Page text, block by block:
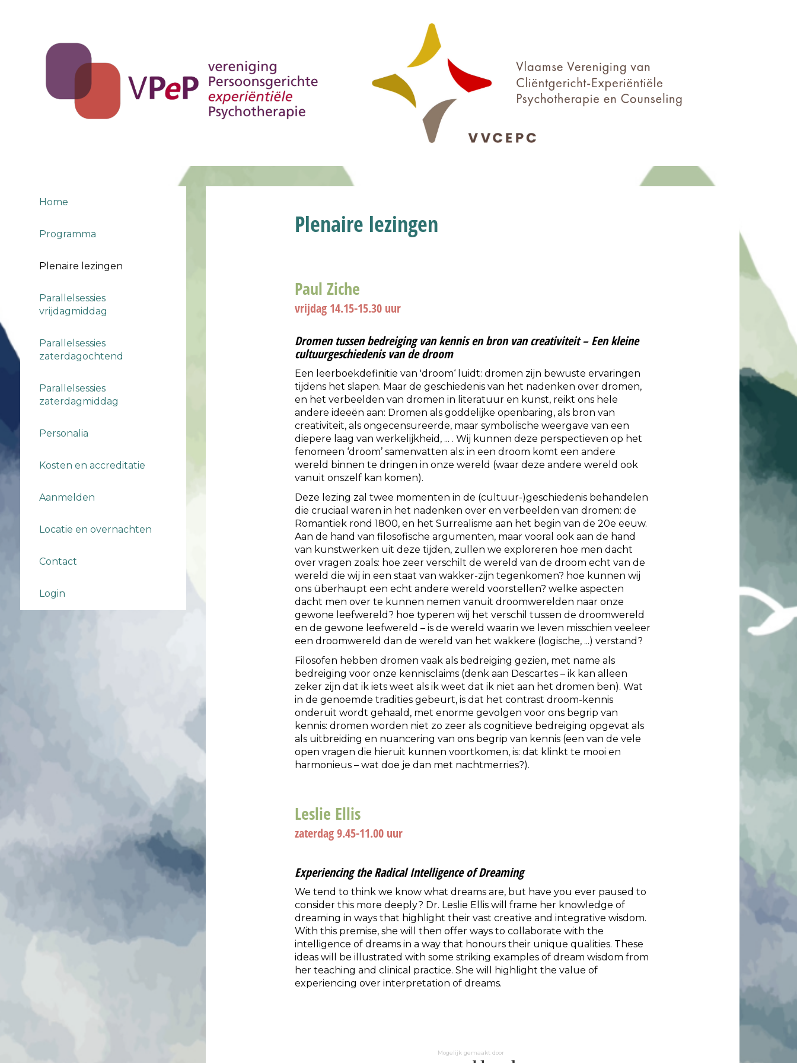
Home
Programma
Plenaire lezingen
Parallelsessies
vrijdagmiddag
Parallelsessies
zaterdagochtend
Parallelsessies
zaterdagmiddag
Personalia
Kosten en accreditatie
Aanmelden
Locatie en overnachten
Contact
Login
Plenaire lezingen
Paul Ziche
vrijdag 14.15-15.30 uur
Dromen tussen bedreiging van kennis en bron van creativiteit – Een kleine
cultuurgeschiedenis van de droom
Een leerboekdefinitie van 'droom‘ luidt: dromen zijn bewuste ervaringen
tijdens het slapen. Maar de geschiedenis van het nadenken over dromen,
en het verbeelden van dromen in literatuur en kunst, reikt ons hele
andere ideeën aan: Dromen als goddelijke openbaring, als bron van
creativiteit, als ongecensureerde, maar symbolische weergave van een
diepere laag van werkelijkheid, ... . Wij kunnen deze perspectieven op het
fenomeen ‘droom’ samenvatten als: in een droom komt een andere
wereld binnen te dringen in onze wereld (waar deze andere wereld ook
vanuit onszelf kan komen).
Deze lezing zal twee momenten in de (cultuur-)geschiedenis behandelen
die cruciaal waren in het nadenken over en verbeelden van dromen: de
Romantiek rond 1800, en het Surrealisme aan het begin van de 20e eeuw.
Aan de hand van filosofische argumenten, maar vooral ook aan de hand
van kunstwerken uit deze tijden, zullen we exploreren hoe men dacht
over vragen zoals: hoe zeer verschilt de wereld van de droom echt van de
wereld die wij in een staat van wakker-zijn tegenkomen? hoe kunnen wij
ons überhaupt een echt andere wereld voorstellen? welke aspecten
dacht men over te kunnen nemen vanuit droomwerelden naar onze
gewone leefwereld? hoe typeren wij het verschil tussen de droomwereld
en de gewone leefwereld – is de wereld waarin we leven misschien veeleer
een droomwereld dan de wereld van het wakkere (logische, ...) verstand?
Filosofen hebben dromen vaak als bedreiging gezien, met name als
bedreiging voor onze kennisclaims (denk aan Descartes – ik kan alleen
zeker zijn dat ik iets weet als ik weet dat ik niet aan het dromen ben). Wat
in de genoemde tradities gebeurt, is dat het contrast droom-kennis
onderuit wordt gehaald, met enorme gevolgen voor ons begrip van
kennis: dromen worden niet zo zeer als cognitieve bedreiging opgevat als
als uitbreiding en nuancering van ons begrip van kennis (een van de vele
open vragen die hieruit kunnen voortkomen, is: dat klinkt te mooi en
harmonieus – wat doe je dan met nachtmerries?).
Leslie Ellis
zaterdag 9.45-11.00 uur
Experiencing the Radical Intelligence of Dreaming
We tend to think we know what dreams are, but have you ever paused to
consider this more deeply? Dr. Leslie Ellis will frame her knowledge of
dreaming in ways that highlight their vast creative and integrative wisdom.
With this premise, she will then offer ways to collaborate with the
intelligence of dreams in a way that honours their unique qualities. These
ideas will be illustrated with some striking examples of dream wisdom from
her teaching and clinical practice. She will highlight the value of
experiencing over interpretation of dreams.
Mogelijk gemaakt door